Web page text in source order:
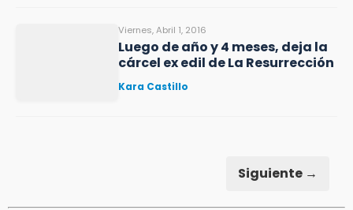
Viernes, Abril 1, 2016
Luego de año y 4 meses, deja la
cárcel ex edil de La Resurrección
Kara Castillo
Siguiente →